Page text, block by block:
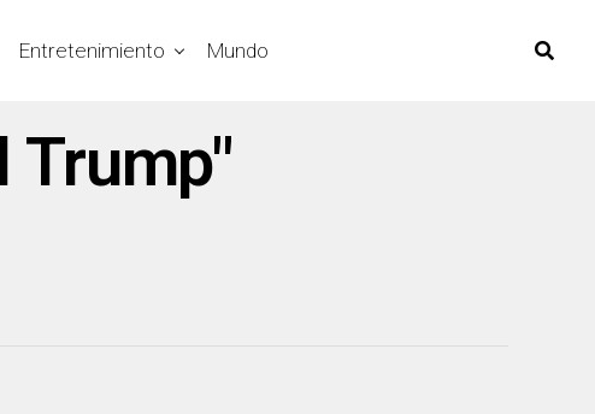
Entretenimiento Mundo
Trump"